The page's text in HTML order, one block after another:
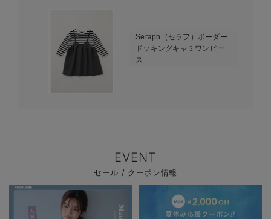
Seraph（セラフ）ボーダー
ドッキングキャミワンピー
ス
EVENT
セール / クーポン情報